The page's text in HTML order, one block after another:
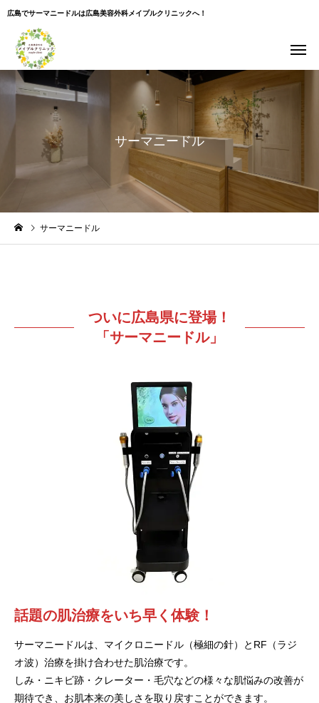
広島でサーマニードルは広島美容外科メイプルクリニックへ！
サーマニードル
サーマニードル
ついに広島県に登場！
「サーマニードル」
話題の肌治療をいち早く体験！
サーマニードルは、マイクロニードル（極細の針）とRF（ラジ
オ波）治療を掛け合わせた肌治療です。
しみ・ニキビ跡・クレーター・毛穴などの様々な肌悩みの改善が
期待でき、お肌本来の美しさを取り戻すことができます。